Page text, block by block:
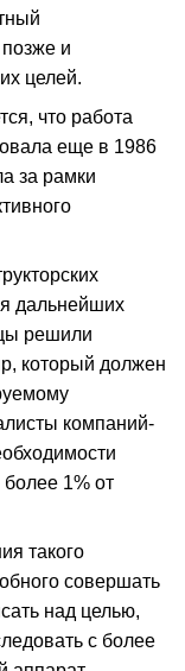
и
целей.
что работа
еще в 1986
за рамки
дальнейших
решили
который должен
компаний-
1% от
такого
совершать
над целью,
с более